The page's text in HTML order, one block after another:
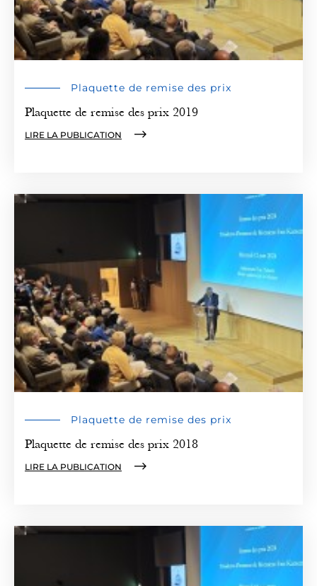
Plaquette de remise des prix
Plaquette de remise des prix 2019
LIRE LA PUBLICATION
Plaquette de remise des prix
Plaquette de remise des prix 2018
LIRE LA PUBLICATION